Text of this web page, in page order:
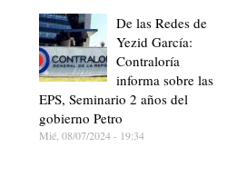
De las Redes de
Yezid García:
Contraloría
informa sobre las
EPS, Seminario 2 años del
gobierno Petro
Mié, 08/07/2024 - 19:34